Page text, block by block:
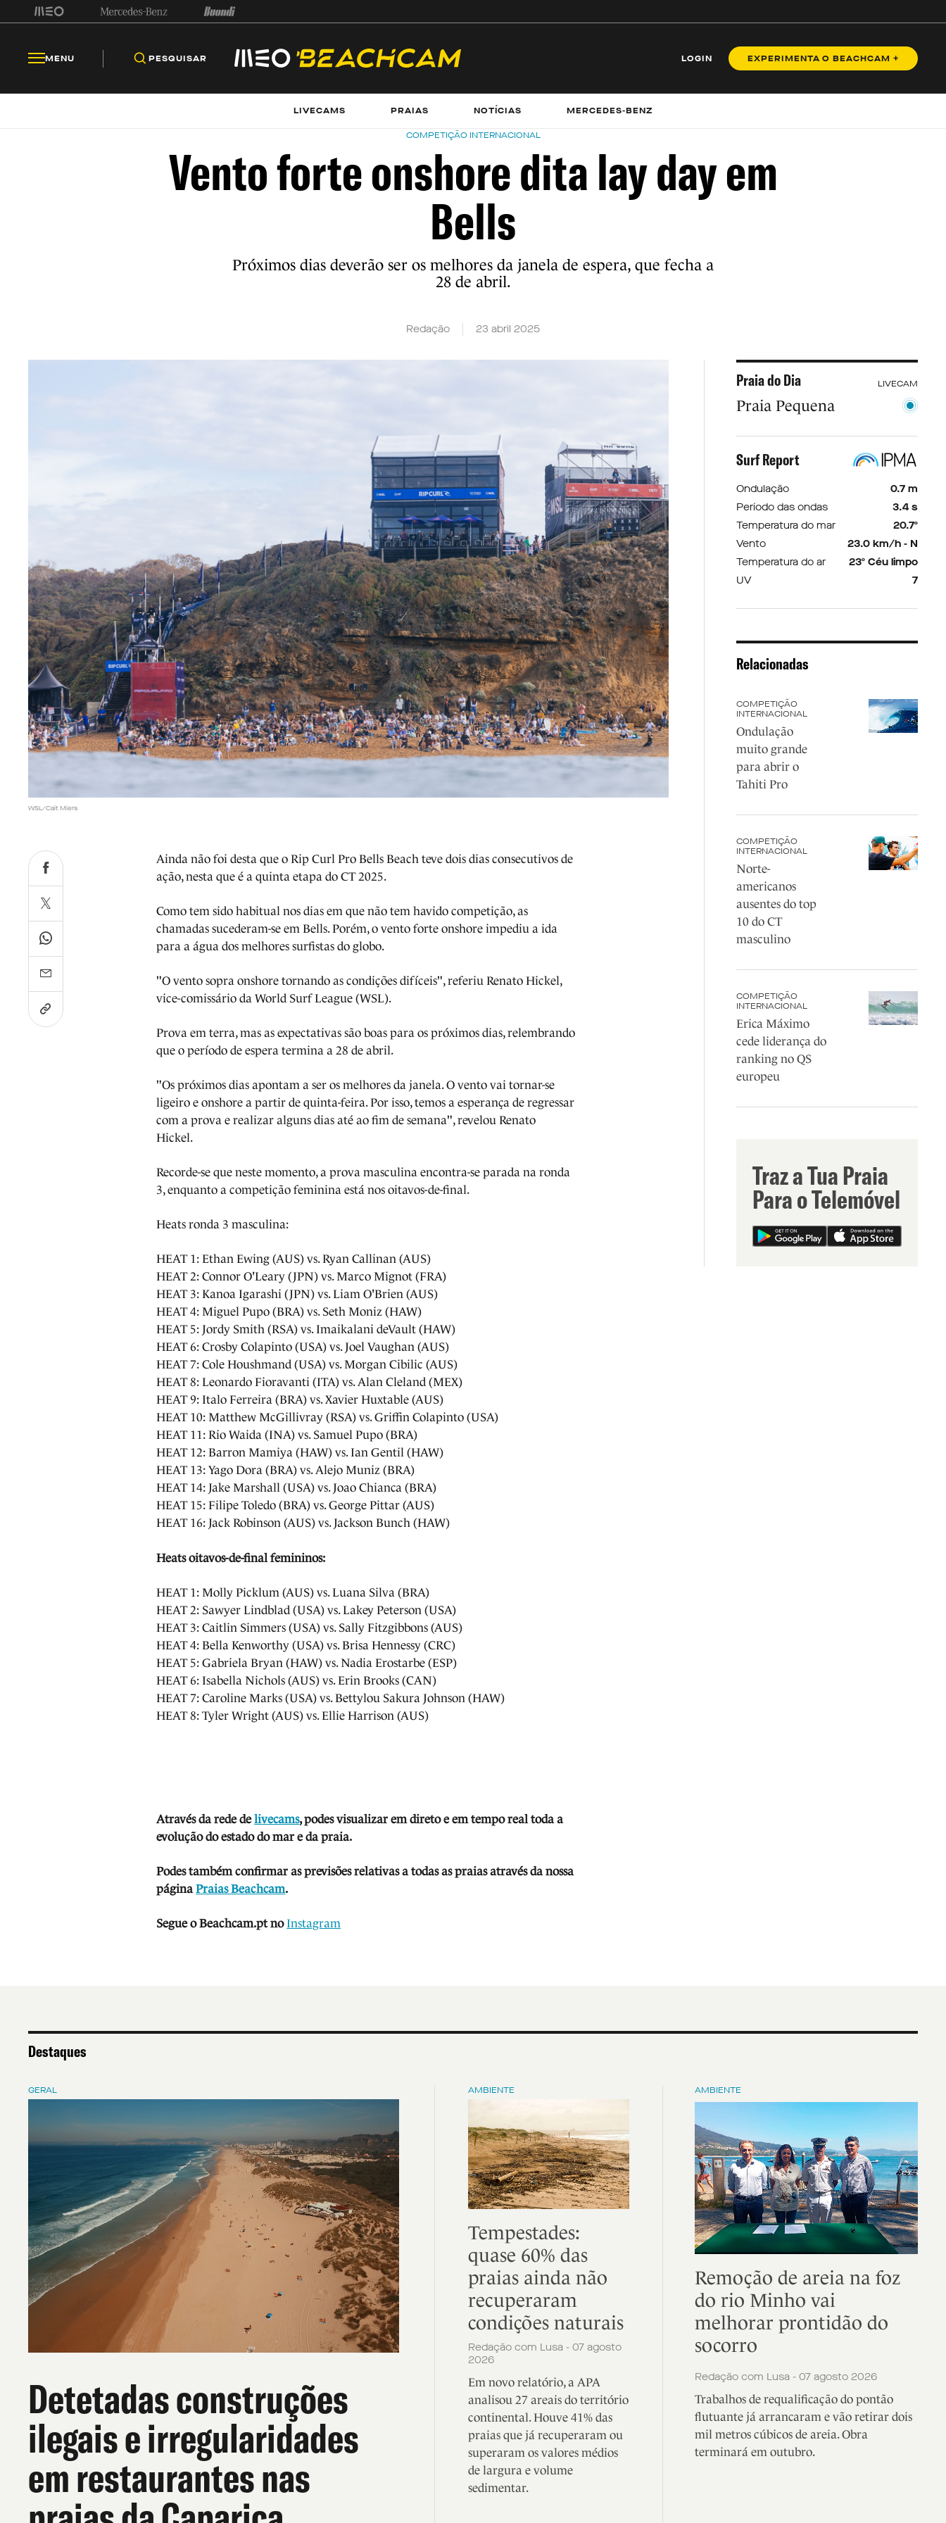
MENU PESQUISAR LOGIN EXPERIMENTA O BEACHCAM +
LIVECAMS PRAIAS NOTÍCIAS MERCEDES-BENZ
COMPETIÇÃO INTERNACIONAL
Vento forte onshore dita lay day em
Bells
Próximos dias deverão ser os melhores da janela de espera, que fecha a
28 de abril.
Redação 23 abril 2025
WSL/Cait Miers
Ainda não foi desta que o Rip Curl Pro Bells Beach teve dois dias consecutivos de
ação, nesta que é a quinta etapa do CT 2025.
Como tem sido habitual nos dias em que não tem havido competição, as
chamadas sucederam-se em Bells. Porém, o vento forte onshore impediu a ida
para a água dos melhores surfistas do globo.
"O vento sopra onshore tornando as condições difíceis", referiu Renato Hickel,
vice-comissário da World Surf League (WSL).
Prova em terra, mas as expectativas são boas para os próximos dias, relembrando
que o período de espera termina a 28 de abril.
"Os próximos dias apontam a ser os melhores da janela. O vento vai tornar-se
ligeiro e onshore a partir de quinta-feira. Por isso, temos a esperança de regressar
com a prova e realizar alguns dias até ao fim de semana", revelou Renato
Hickel.
Recorde-se que neste momento, a prova masculina encontra-se parada na ronda
3, enquanto a competição feminina está nos oitavos-de-final.
Heats ronda 3 masculina:
HEAT 1: Ethan Ewing (AUS) vs. Ryan Callinan (AUS)
HEAT 2: Connor O'Leary (JPN) vs. Marco Mignot (FRA)
HEAT 3: Kanoa Igarashi (JPN) vs. Liam O'Brien (AUS)
HEAT 4: Miguel Pupo (BRA) vs. Seth Moniz (HAW)
HEAT 5: Jordy Smith (RSA) vs. Imaikalani deVault (HAW)
HEAT 6: Crosby Colapinto (USA) vs. Joel Vaughan (AUS)
HEAT 7: Cole Houshmand (USA) vs. Morgan Cibilic (AUS)
HEAT 8: Leonardo Fioravanti (ITA) vs. Alan Cleland (MEX)
HEAT 9: Italo Ferreira (BRA) vs. Xavier Huxtable (AUS)
HEAT 10: Matthew McGillivray (RSA) vs. Griffin Colapinto (USA)
HEAT 11: Rio Waida (INA) vs. Samuel Pupo (BRA)
HEAT 12: Barron Mamiya (HAW) vs. Ian Gentil (HAW)
HEAT 13: Yago Dora (BRA) vs. Alejo Muniz (BRA)
HEAT 14: Jake Marshall (USA) vs. Joao Chianca (BRA)
HEAT 15: Filipe Toledo (BRA) vs. George Pittar (AUS)
HEAT 16: Jack Robinson (AUS) vs. Jackson Bunch (HAW)
Heats oitavos-de-final femininos:
HEAT 1: Molly Picklum (AUS) vs. Luana Silva (BRA)
HEAT 2: Sawyer Lindblad (USA) vs. Lakey Peterson (USA)
HEAT 3: Caitlin Simmers (USA) vs. Sally Fitzgibbons (AUS)
HEAT 4: Bella Kenworthy (USA) vs. Brisa Hennessy (CRC)
HEAT 5: Gabriela Bryan (HAW) vs. Nadia Erostarbe (ESP)
HEAT 6: Isabella Nichols (AUS) vs. Erin Brooks (CAN)
HEAT 7: Caroline Marks (USA) vs. Bettylou Sakura Johnson (HAW)
HEAT 8: Tyler Wright (AUS) vs. Ellie Harrison (AUS)
Através da rede delivecams, podes visualizar em direto e em tempo real toda a
evolução do estado do mar e da praia.
Podes também confirmar as previsões relativas a todas as praias através da nossa
páginaPraias Beachcam.
Segue o Beachcam.pt no Instagram
Praia do Dia LIVECAM
Praia Pequena
Surf Report
Ondulação
0.7 m
Período das ondas
3.4 s
Temperatura do mar
20.7º
Vento
23.0 km/h - N
Temperatura do ar
23º Céu limpo
UV
7
Relacionadas
COMPETIÇÃO
INTERNACIONAL
Ondulação
muito grande
para abrir o
Tahiti Pro
COMPETIÇÃO
INTERNACIONAL
Norte-
americanos
ausentes do top
10 do CT
masculino
COMPETIÇÃO
INTERNACIONAL
Erica Máximo
cede liderança do
ranking no QS
europeu
Traz a Tua Praia
Para o Telemóvel
Destaques
GERAL
Detetadas construções
ilegais e irregularidades
em restaurantes nas
AMBIENTE
Tempestades:
quase 60% das
praias ainda não
recuperaram
condições naturais
Redação com Lusa - 07 agosto
2026
Em novo relatório, a APA
analisou 27 areais do território
continental. Houve 41% das
praias que já recuperaram ou
superaram os valores médios
de largura e volume
sedimentar.
AMBIENTE
Remoção de areia na foz
do rio Minho vai
melhorar prontidão do
socorro
Redação com Lusa - 07 agosto 2026
Trabalhos de requalificação do pontão
flutuante já arrancaram e vão retirar dois
mil metros cúbicos de areia. Obra
terminará em outubro.